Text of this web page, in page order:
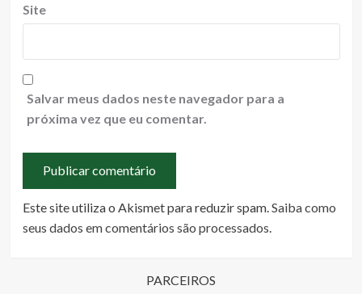
Site
Salvar meus dados neste navegador para a
próxima vez que eu comentar.
Este site utiliza o Akismet para reduzir spam.Saiba como
seus dados em comentários são processados.
PARCEIROS